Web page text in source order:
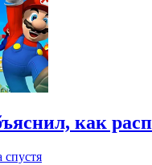
как
спустя